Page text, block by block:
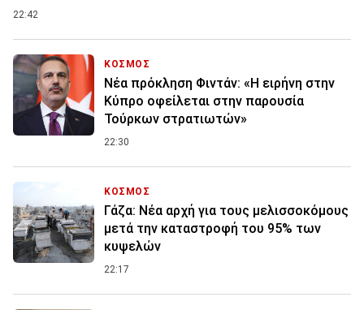
22:42
ΚΟΣΜΟΣ
Νέα πρόκληση Φιντάν: «Η ειρήνη στην
Κύπρο οφείλεται στην παρουσία
Τούρκων στρατιωτών»
22:30
ΚΟΣΜΟΣ
Γάζα: Νέα αρχή για τους μελισσοκόμους
μετά την καταστροφή του 95% των
κυψελών
22:17